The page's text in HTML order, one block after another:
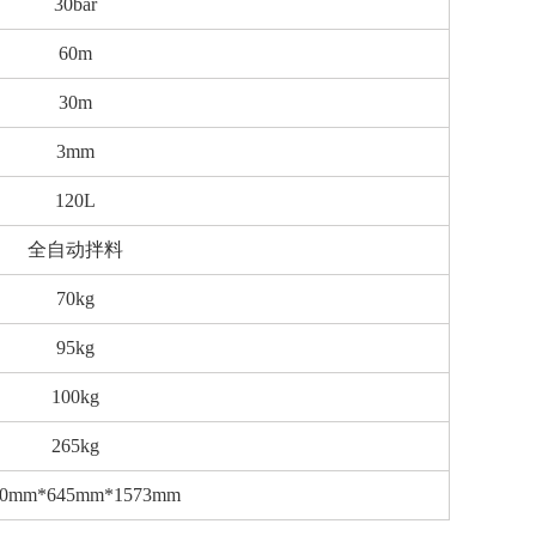
30bar
60m
30m
3mm
120L
全自动拌料
70kg
95kg
100kg
265kg